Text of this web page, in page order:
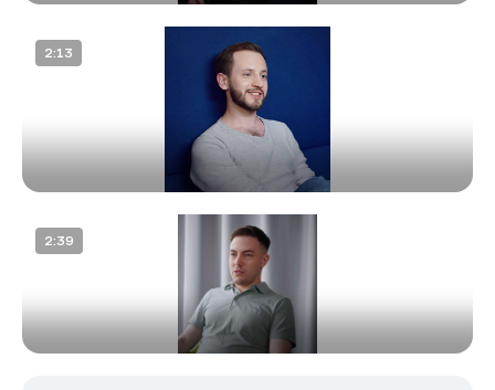
Постановка целей